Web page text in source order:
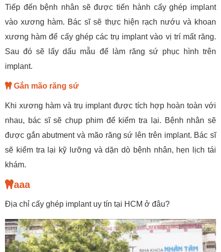
Tiếp đến bệnh nhân sẽ được tiến hành cấy ghép implant
vào xương hàm. Bác sĩ sẽ thực hiện rạch nướu và khoan
xương hàm để cấy ghép các trụ implant vào vị trí mất răng.
Sau đó sẽ lấy dấu mẫu để làm răng sứ phục hình trên
implant.
Gắn mão răng sứ
Khi xương hàm và trụ implant được tích hợp hoàn toàn với
nhau, bác sĩ sẽ chụp phim để kiểm tra lại. Bệnh nhân sẽ
được gắn abutment và mão răng sứ lên trên implant. Bác sĩ
sẽ kiểm tra lại kỹ lưỡng và dặn dò bệnh nhân, hẹn lịch tái
khám.
aaa
Địa chỉ cấy ghép implant uy tín tại HCM ở đâu?